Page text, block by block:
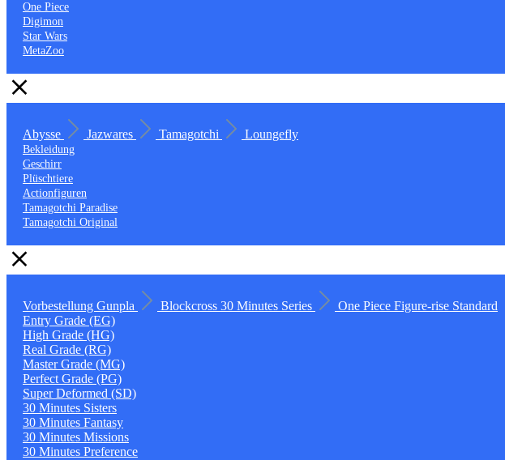
One Piece
Digimon
Star Wars
MetaZoo
Abysse Jazwares Tamagotchi Loungefly
Bekleidung
Geschirr
Plüschtiere
Actionfiguren
Tamagotchi Paradise
Tamagotchi Original
Vorbestellung Gunpla Blockcross 30 Minutes Series One Piece Figure-rise Standard
Entry Grade (EG)
High Grade (HG)
Real Grade (RG)
Master Grade (MG)
Perfect Grade (PG)
Super Deformed (SD)
30 Minutes Sisters
30 Minutes Fantasy
30 Minutes Missions
30 Minutes Preference